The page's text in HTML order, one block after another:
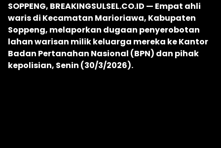
SOPPENG, BREAKINGSULSEL.CO.ID — Empat ahli
waris di Kecamatan Marioriawa, Kabupaten
Soppeng, melaporkan dugaan penyerobotan
lahan warisan milik keluarga mereka ke Kantor
Badan Pertanahan Nasional (BPN) dan pihak
kepolisian, Senin (30/3/2026).